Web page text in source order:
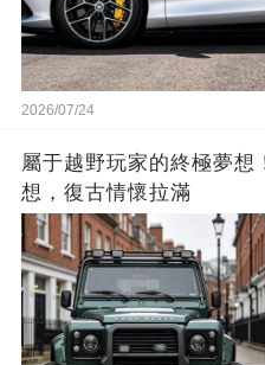
2026/07/24
屬于越野玩家的終極夢
想，復古情懷拉滿